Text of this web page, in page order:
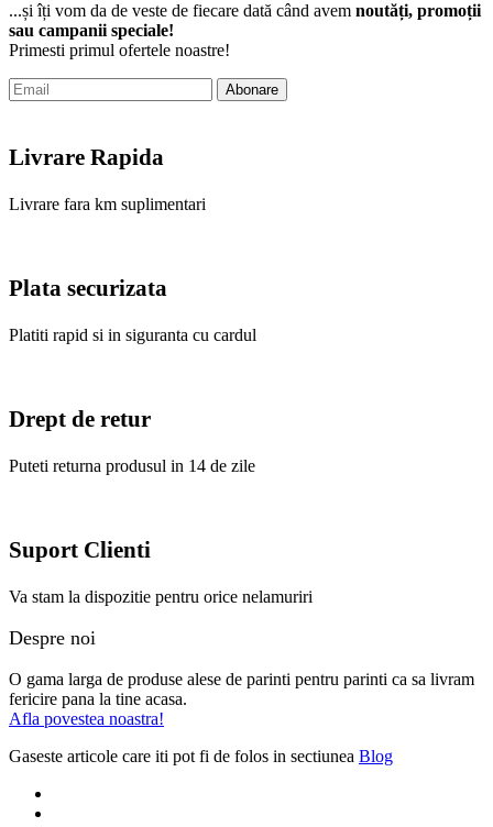
...și îți vom da de veste de fiecare dată când avem noutăți, promoții
sau campanii speciale!
Primesti primul ofertele noastre!
Abonare
Livrare Rapida
Livrare fara km suplimentari
Plata securizata
Platiti rapid si in siguranta cu cardul
Drept de retur
Puteti returna produsul in 14 de zile
Suport Clienti
Va stam la dispozitie pentru orice nelamuriri
Despre noi
O gama larga de produse alese de parinti pentru parinti ca sa livram
fericire pana la tine acasa.
Afla povestea noastra!
Gaseste articole care iti pot fi de folos in sectiunea Blog